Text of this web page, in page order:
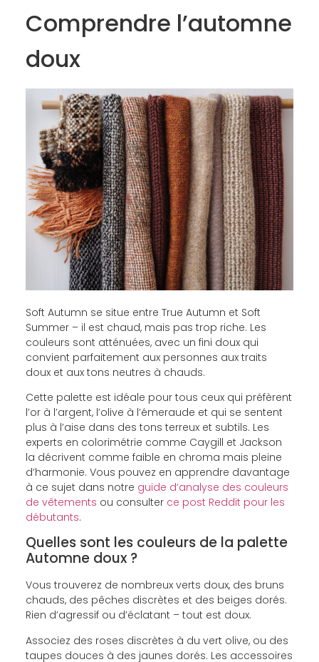
Comprendre l’automne
doux
Soft Autumn se situe entre True Autumn et Soft
Summer – il est chaud, mais pas trop riche. Les
couleurs sont atténuées, avec un fini doux qui
convient parfaitement aux personnes aux traits
doux et aux tons neutres à chauds.
Cette palette est idéale pour tous ceux qui préfèrent
l’or à l’argent, l’olive à l’émeraude et qui se sentent
plus à l’aise dans des tons terreux et subtils. Les
experts en colorimétrie comme Caygill et Jackson
la décrivent comme faible en chroma mais pleine
d’harmonie. Vous pouvez en apprendre davantage
à ce sujet dans notre guide d’analyse des couleurs
de vêtements ou consulter ce post Reddit pour les
débutants.
Quelles sont les couleurs de la palette
Automne doux ?
Vous trouverez de nombreux verts doux, des bruns
chauds, des pêches discrètes et des beiges dorés.
Rien d’agressif ou d’éclatant – tout est doux.
Associez des roses discrètes à du vert olive, ou des
taupes douces à des jaunes dorés. Les accessoires